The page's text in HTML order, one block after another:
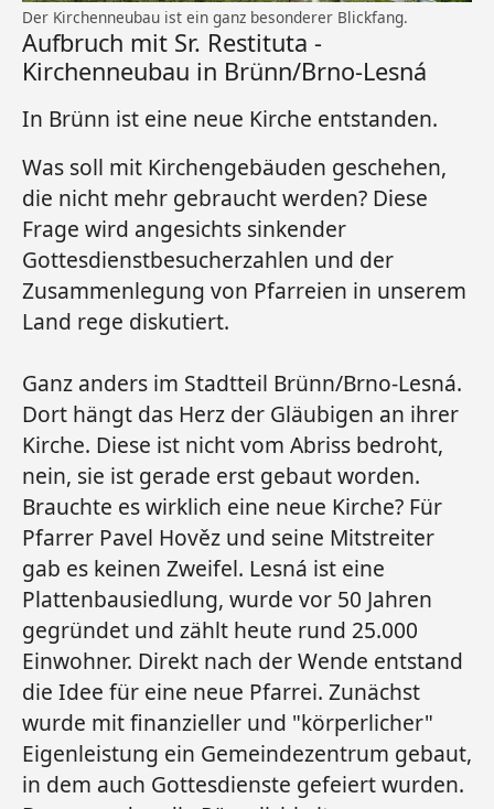
Der Kirchenneubau ist ein ganz besonderer Blickfang.
Aufbruch mit Sr. Restituta -
Kirchenneubau in Brünn/Brno-Lesná
In Brünn ist eine neue Kirche entstanden.
Was soll mit Kirchengebäuden geschehen,
die nicht mehr gebraucht werden? Diese
Frage wird angesichts sinkender
Gottesdienstbesucherzahlen und der
Zusammenlegung von Pfarreien in unserem
Land rege diskutiert.
Ganz anders im Stadtteil Brünn/Brno-Lesná.
Dort hängt das Herz der Gläubigen an ihrer
Kirche. Diese ist nicht vom Abriss bedroht,
nein, sie ist gerade erst gebaut worden.
Brauchte es wirklich eine neue Kirche? Für
Pfarrer Pavel Hověz und seine Mitstreiter
gab es keinen Zweifel. Lesná ist eine
Plattenbausiedlung, wurde vor 50 Jahren
gegründet und zählt heute rund 25.000
Einwohner. Direkt nach der Wende entstand
die Idee für eine neue Pfarrei. Zunächst
wurde mit finanzieller und "körperlicher"
Eigenleistung ein Gemeindezentrum gebaut,
in dem auch Gottesdienste gefeiert wurden.